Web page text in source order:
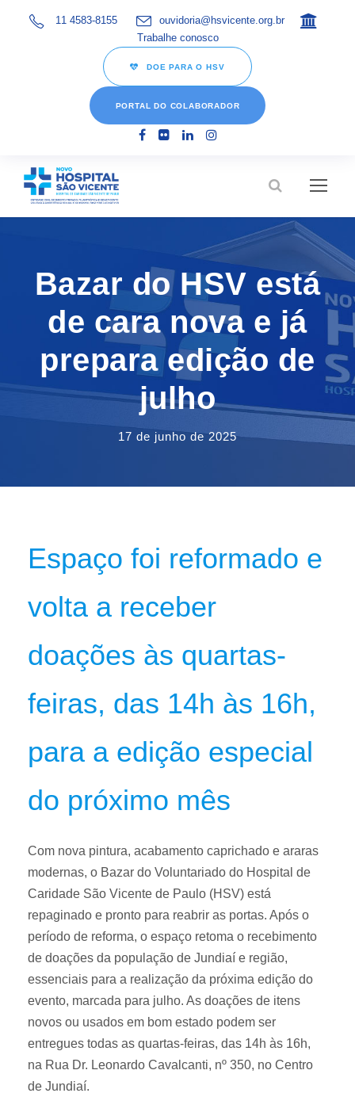
11 4583-8155
ouvidoria@hsvicente.org.br
Trabalhe conosco
DOE PARA O HSV
PORTAL DO COLABORADOR
Bazar do HSV está
de cara nova e já
prepara edição de
julho
17 de junho de 2025
Espaço foi reformado e
volta a receber
doações às quartas-
feiras, das 14h às 16h,
para a edição especial
do próximo mês
Com nova pintura, acabamento caprichado e araras
modernas, o Bazar do Voluntariado do Hospital de
Caridade São Vicente de Paulo (HSV) está
repaginado e pronto para reabrir as portas. Após o
período de reforma, o espaço retoma o recebimento
de doações da população de Jundiaí e região,
essenciais para a realização da próxima edição do
evento, marcada para julho. As doações de itens
novos ou usados em bom estado podem ser
entregues todas as quartas-feiras, das 14h às 16h,
na Rua Dr. Leonardo Cavalcanti, nº 350, no Centro
de Jundiaí.